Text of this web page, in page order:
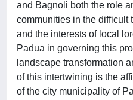
and Bagnoli both the role
communities in the difficult
and the interests of local
Padua in governing this
landscape transformation
of this intertwining is the
of the city municipality of